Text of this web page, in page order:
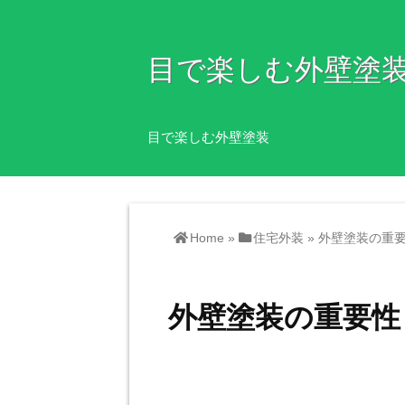
目で楽しむ外壁塗
目で楽しむ外壁塗装
Home » 住宅外装 » 外壁塗装の重
外壁塗装の重要